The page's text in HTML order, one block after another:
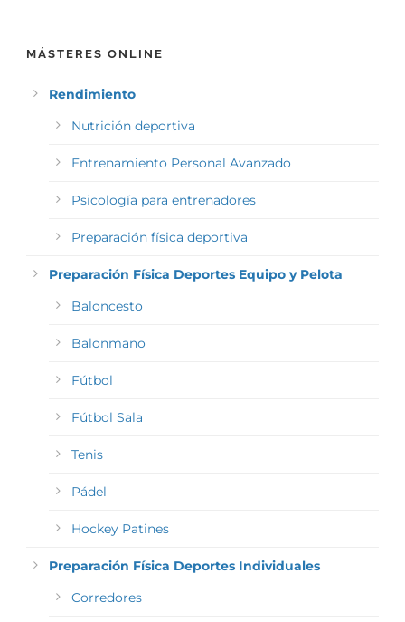
MÁSTERES ONLINE
Rendimiento
Nutrición deportiva
Entrenamiento Personal Avanzado
Psicología para entrenadores
Preparación física deportiva
Preparación Física Deportes Equipo y Pelota
Baloncesto
Balonmano
Fútbol
Fútbol Sala
Tenis
Pádel
Hockey Patines
Preparación Física Deportes Individuales
Corredores